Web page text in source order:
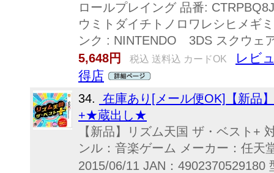
ロールプレイング 品番:
ウミトダイチトノロワレシヒメギ
ンク : NINTENDO 3DS スクウェ
5,648円
税込 送料込 カードOK
レビ
得店
34.
在庫あり[メール便OK]【新品
+★蔵出し★
【新品】リズム天国 ザ・ベスト+
ンル：音楽ゲーム メーカー：任天
2015/06/11 JAN：